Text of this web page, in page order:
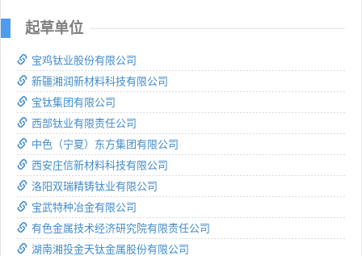
起草单位
宝鸡钛业股份有限公司
新疆湘润新材料科技有限公司
宝钛集团有限公司
西部钛业有限责任公司
中色（宁夏）东方集团有限公司
西安庄信新材料科技有限公司
洛阳双瑞精铸钛业有限公司
宝武特种冶金有限公司
有色金属技术经济研究院有限责任公司
湖南湘投金天钛金属股份有限公司